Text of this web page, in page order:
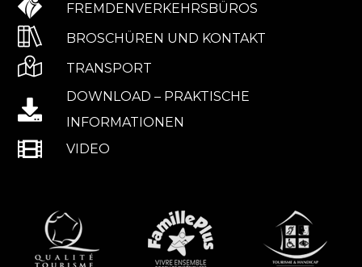
FREMDENVERKEHRSBÜROS
BROSCHÜREN UND KONTAKT
TRANSPORT
DOWNLOAD – PRAKTISCHE
INFORMATIONEN
VIDEO